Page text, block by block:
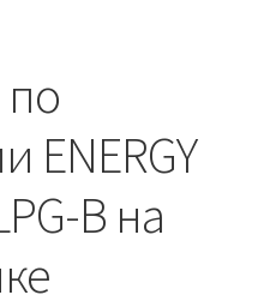
ENERGY
B на